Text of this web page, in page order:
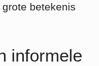
betekenis
informele